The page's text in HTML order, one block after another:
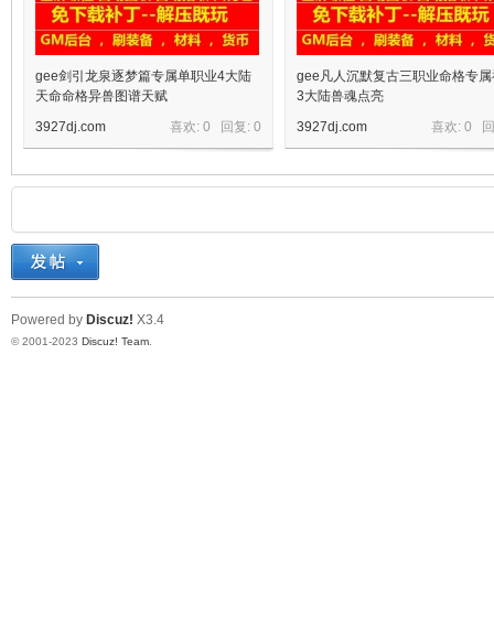
gee剑引龙泉逐梦篇专属单职业4大陆
天命命格异兽图谱天赋
喜欢: 0 回复: 0
3927dj.com
gee凡人沉默复古三职业命格专
3大陆兽魂点亮
喜欢: 0
3927dj.com
Powered by Discuz! X3.4
© 2001-2023 Discuz! Team.